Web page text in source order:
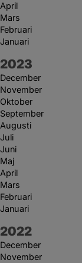
April
Mars
Februari
Januari
År:
2023
December
November
Oktober
September
Augusti
Juli
Juni
Maj
April
Mars
Februari
Januari
År:
2022
December
November